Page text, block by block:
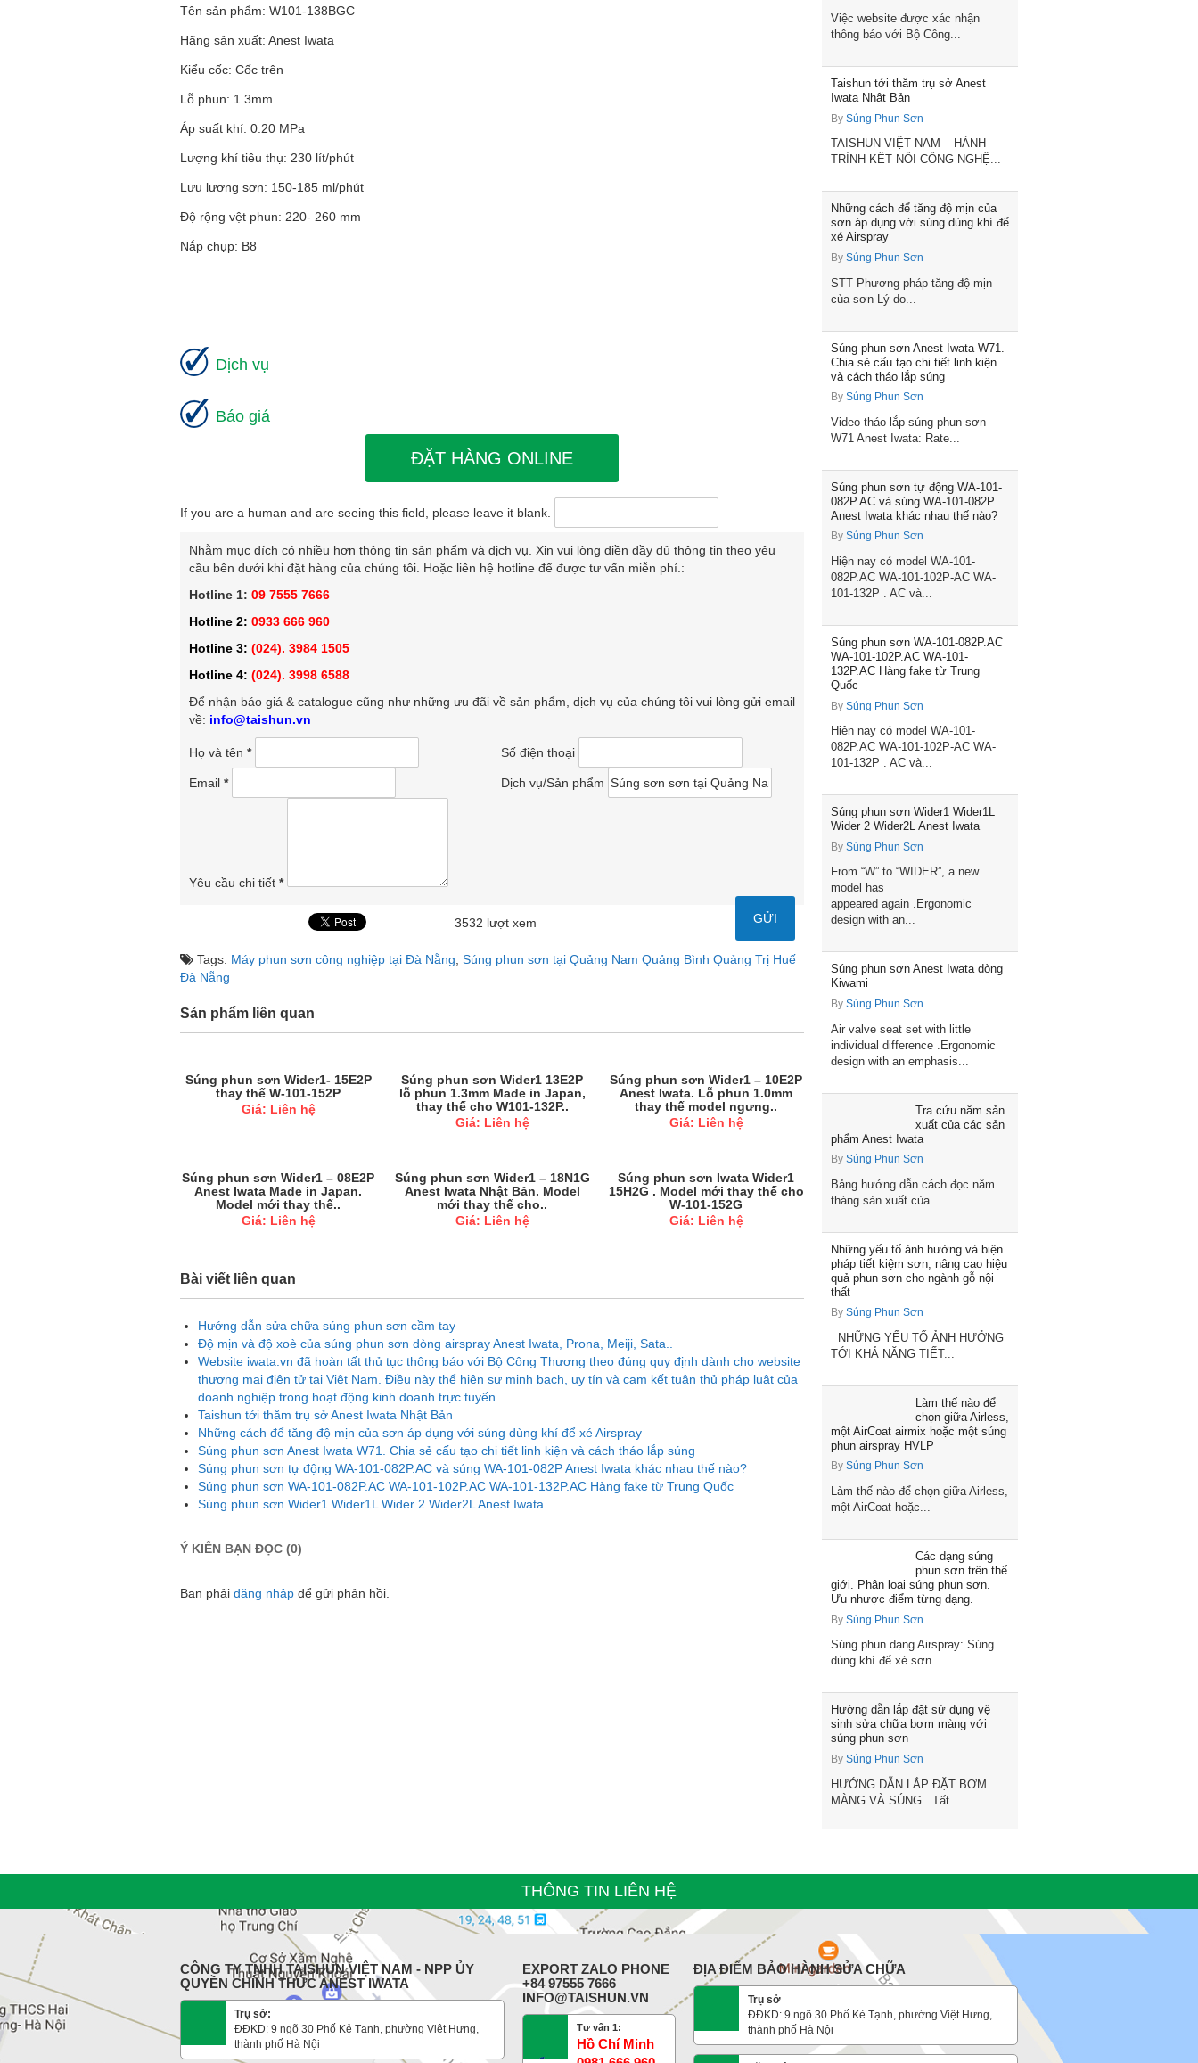
Tên sản phẩm: W101-138BGC
Hãng sản xuất: Anest Iwata
Kiểu cốc: Cốc trên
Lỗ phun: 1.3mm
Áp suất khí: 0.20 MPa
Lượng khí tiêu thụ: 230 lít/phút
Lưu lượng sơn: 150-185 ml/phút
Độ rộng vệt phun: 220- 260 mm
Nắp chụp: B8
Dịch vụ
Báo giá
ĐẶT HÀNG ONLINE
If you are a human and are seeing this field, please leave it blank.
Nhằm mục đích có nhiều hơn thông tin sản phẩm và dịch vụ. Xin vui lòng điền đầy đủ thông tin theo yêu
cầu bên dưới khi đặt hàng của chúng tôi. Hoặc liên hệ hotline để được tư vấn miễn phí.:
Hotline 1: 09 7555 7666
Hotline 2: 0933 666 960
Hotline 3: (024). 3984 1505
Hotline 4: (024). 3998 6588
Để nhận báo giá & catalogue cũng như những ưu đãi về sản phẩm, dịch vụ của chúng tôi vui lòng gửi email
về: info@taishun.vn
Họ và tên * Số điện thoại
Email * Dịch vụ/Sản phẩm
Yêu cầu chi tiết *
3532 lượt xem
Tags: Máy phun sơn công nghiệp tại Đà Nẵng Súng phun sơn tại Quảng Nam Quảng Bình Quảng Trị Huế
Đà Nẵng
Sản phẩm liên quan
Súng phun sơn Wider1- 15E2P
thay thế W-101-152P
Giá: Liên hệ
Súng phun sơn Wider1 13E2P
lỗ phun 1.3mm Made in Japan,
thay thế cho W101-132P..
Giá: Liên hệ
Súng phun sơn Wider1 – 10E2P
Anest Iwata. Lỗ phun 1.0mm
thay thế model ngưng..
Giá: Liên hệ
Súng phun sơn Wider1 – 08E2P
Anest Iwata Made in Japan.
Model mới thay thế..
Giá: Liên hệ
Súng phun sơn Wider1 – 18N1G
Anest Iwata Nhật Bản. Model
mới thay thế cho..
Giá: Liên hệ
Súng phun sơn Iwata Wider1
15H2G . Model mới thay thế cho
W-101-152G
Giá: Liên hệ
Bài viết liên quan
Hướng dẫn sửa chữa súng phun sơn cầm tay
Độ mịn và độ xoè của súng phun sơn dòng airspray Anest Iwata, Prona, Meiji, Sata..
Website iwata.vn đã hoàn tất thủ tục thông báo với Bộ Công Thương theo đúng quy định dành cho website
thương mại điện tử tại Việt Nam. Điều này thể hiện sự minh bạch, uy tín và cam kết tuân thủ pháp luật của
doanh nghiệp trong hoạt động kinh doanh trực tuyến.
Taishun tới thăm trụ sở Anest Iwata Nhật Bản
Những cách để tăng độ mịn của sơn áp dụng với súng dùng khí để xé Airspray
Súng phun sơn Anest Iwata W71. Chia sẻ cấu tạo chi tiết linh kiện và cách tháo lắp súng
Súng phun sơn tự động WA-101-082P.AC và súng WA-101-082P Anest Iwata khác nhau thế nào?
Súng phun sơn WA-101-082P.AC WA-101-102P.AC WA-101-132P.AC Hàng fake từ Trung Quốc
Súng phun sơn Wider1 Wider1L Wider 2 Wider2L Anest Iwata
Ý KIẾN BẠN ĐỌC (0)
Bạn phải đăng nhập để gửi phản hồi.
Việc website được xác nhận
thông báo với Bộ Công...
Taishun tới thăm trụ sở Anest
Iwata Nhật Bản
By Súng Phun Sơn
TAISHUN VIỆT NAM – HÀNH
TRÌNH KẾT NỐI CÔNG NGHỆ...
Những cách để tăng độ mịn của
sơn áp dụng với súng dùng khí để
xé Airspray
By Súng Phun Sơn
STT Phương pháp tăng độ mịn
của sơn Lý do...
Súng phun sơn Anest Iwata W71.
Chia sẻ cấu tạo chi tiết linh kiện
và cách tháo lắp súng
By Súng Phun Sơn
Video tháo lắp súng phun sơn
W71 Anest Iwata: Rate...
Súng phun sơn tự động WA-101-
082P.AC và súng WA-101-082P
Anest Iwata khác nhau thế nào?
By Súng Phun Sơn
Hiện nay có model WA-101-
082P.AC WA-101-102P-AC WA-
101-132P . AC và...
Súng phun sơn WA-101-082P.AC
WA-101-102P.AC WA-101-
132P.AC Hàng fake từ Trung
Quốc
By Súng Phun Sơn
Hiện nay có model WA-101-
082P.AC WA-101-102P-AC WA-
101-132P . AC và...
Súng phun sơn Wider1 Wider1L
Wider 2 Wider2L Anest Iwata
By Súng Phun Sơn
From “W” to “WIDER”, a new
model has
appeared again .Ergonomic
design with an...
Súng phun sơn Anest Iwata dòng
Kiwami
By Súng Phun Sơn
Air valve seat set with little
individual difference .Ergonomic
design with an emphasis...
Tra cứu năm sản
xuất của các sản
phẩm Anest Iwata
By Súng Phun Sơn
Bảng hướng dẫn cách đọc năm
tháng sản xuất của...
Những yếu tố ảnh hưởng và biện
pháp tiết kiệm sơn, nâng cao hiệu
quả phun sơn cho ngành gỗ nội
thất
By Súng Phun Sơn
NHỮNG YẾU TỐ ẢNH HƯỞNG
TỚI KHẢ NĂNG TIẾT...
Làm thế nào để
chọn giữa Airless,
một AirCoat airmix hoặc một súng
phun airspray HVLP
By Súng Phun Sơn
Làm thế nào để chọn giữa Airless,
một AirCoat hoặc...
Các dạng súng
phun sơn trên thế
giới. Phân loại súng phun sơn.
Ưu nhược điểm từng dạng.
By Súng Phun Sơn
Súng phun dạng Airspray: Súng
dùng khí để xé sơn...
Hướng dẫn lắp đặt sử dụng vệ
sinh sửa chữa bơm màng với
súng phun sơn
By Súng Phun Sơn
HƯỚNG DẪN LẮP ĐẶT BƠM
MÀNG VÀ SÚNG Tất...
THÔNG TIN LIÊN HỆ
CÔNG TY TNHH TAISHUN VIỆT NAM - NPP ỦY
QUYỀN CHÍNH THỨC ANEST IWATA
Trụ sở:
ĐĐKD: 9 ngõ 30 Phố Kẻ Tạnh, phường Việt Hưng,
thành phố Hà Nội
EXPORT ZALO PHONE
+84 97555 7666
INFO@TAISHUN.VN
Tư vấn 1:
Hồ Chí Minh
ĐỊA ĐIỂM BẢO HÀNH SỬA CHỮA
Trụ sở
ĐĐKD: 9 ngõ 30 Phố Kẻ Tạnh, phường Việt Hưng,
thành phố Hà Nội